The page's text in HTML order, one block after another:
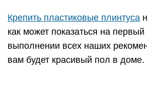
Крепить пластиковые плинтуса
как может показаться на
выполнении всех наших
вам будет красивый пол в доме.